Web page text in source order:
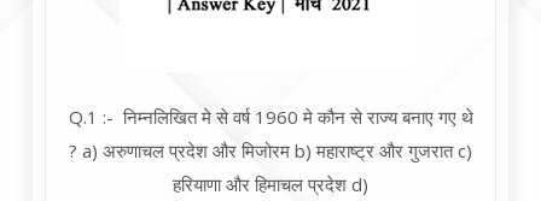
Q.1 :- निम्नलिखित मे से वर्ष 1960 मे कौन से राज्य बनाए गए थे
? a) अरुणाचल प्रदेश और मिजोरम b) महाराष्ट्र और गुजरात c)
हरियाणा और हिमाचल प्रदेश d)